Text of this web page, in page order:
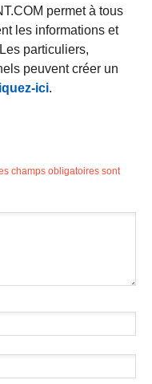
permet à tous
les informations et
particuliers,
peuvent créer un
ici.
champs obligatoires sont